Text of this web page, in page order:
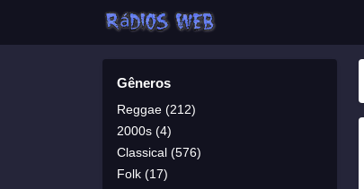
Gêneros
Reggae (212)
2000s (4)
Classical (576)
Folk (17)